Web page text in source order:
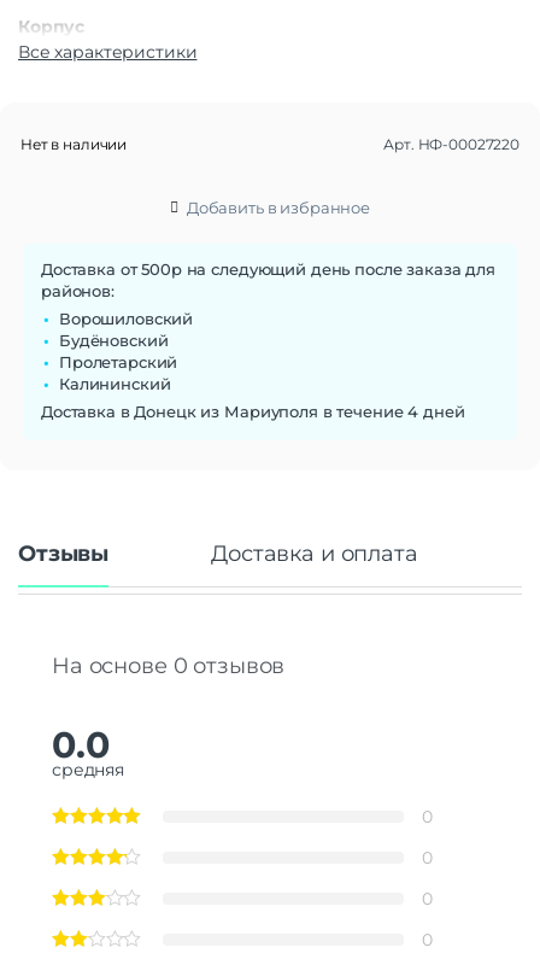
Корпус
Материал корпуса
Вес
500 г
Частота обновления экрана
60 Гц
Технология HDR
Стандарт связи/интернет
Wi-Fi
Беспроводные технологии
Энергопотребление
Комплектация
Все характеристики
Нет в наличии Арт. НФ-00027220
Добавить в избранное
Доставка от 500р на следующий день после заказа для
районов:
Ворошиловский
Будёновский
Пролетарский
Калининский
Доставка в Донецк из Мариуполя в течение 4 дней
Отзывы Доставка и оплата
На основе 0 отзывов
0.0
средняя
0
0
0
0